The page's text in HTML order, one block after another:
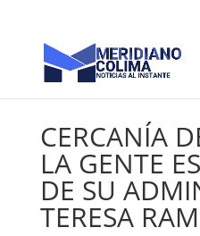
CERCANÍA
LA GENTE
DE SU
TERESA